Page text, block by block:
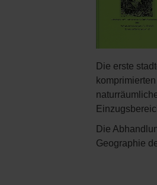
Die erste
Die
Geographie